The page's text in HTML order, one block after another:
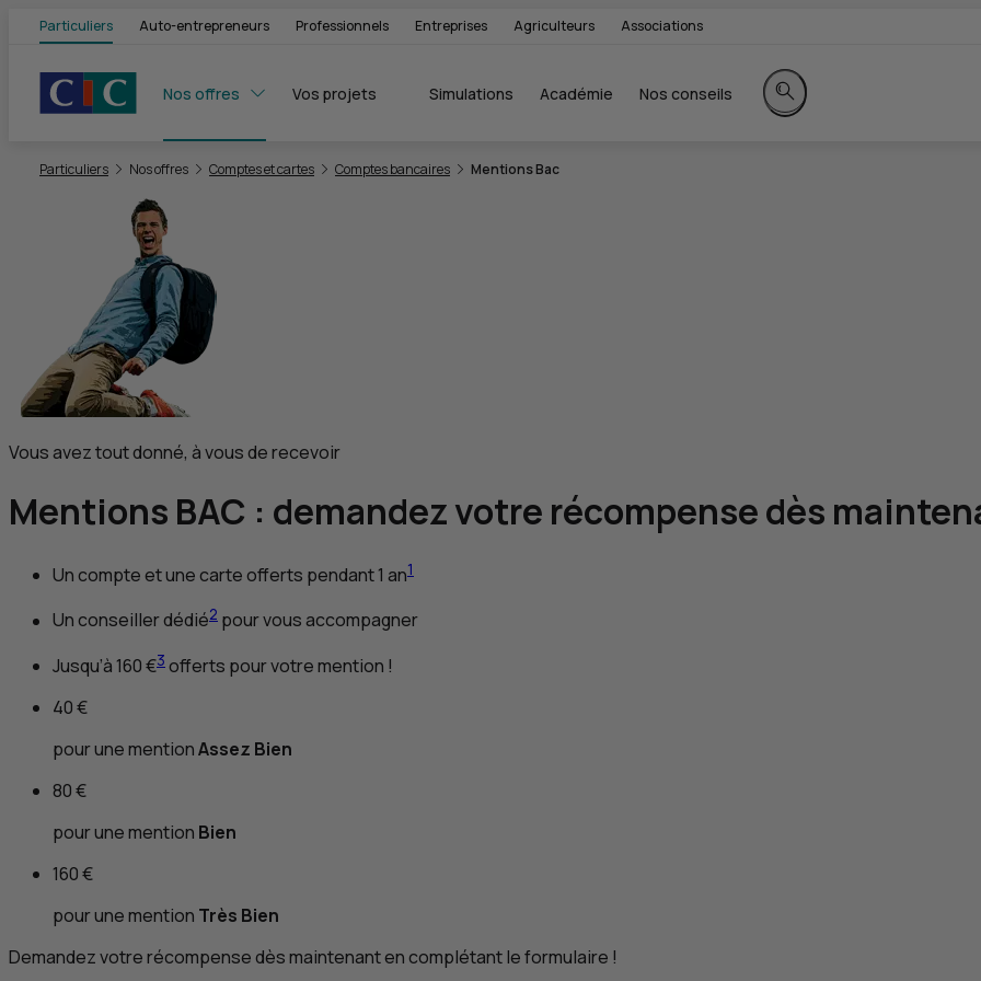
Particuliers Auto-entrepreneurs Professionnels Entreprises Agriculteurs Associations
Nos offres Vos projets Simulations Académie Nos conseils
Rechercher sur le site
Particuliers Nos offres Comptes et cartes Comptes bancaires Mentions Bac
Vous avez tout donné, à vous de recevoir
Mentions BAC : demandez votre récompense dès
Un compte et une carte offerts pendant 1 an1
Un conseiller dédié2 pour vous accompagner
Jusqu’à 160 €3 offerts pour votre mention !
40 €
pour une mentionAssez Bien
80 €
pour une mention Bien
160 €
pour une mention Très Bien
Demandez votre récompense dès maintenant en complétant le formulaire !